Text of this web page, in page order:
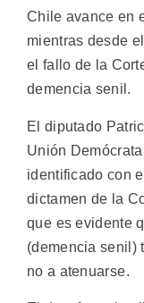
Chile avance en
mientras desde
el fallo de la
demencia senil.
El diputado
Unión
identificado con
dictamen de la
que es evidente
(demencia senil)
no a atenuarse.